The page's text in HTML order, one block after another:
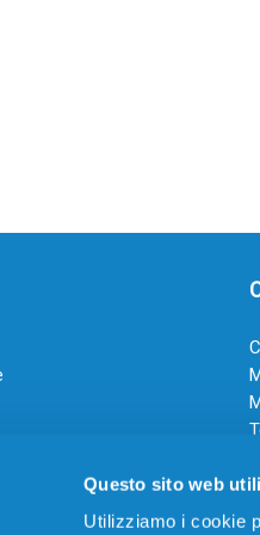
Questo sito web
Utilizziamo i cookie
il Dropship